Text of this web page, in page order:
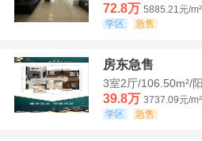
72.8万 5885.21元/m²
学区
急售
房东急售
3室2厅/106.50m²/
39.8万 3737.09元/m²
学区
急售